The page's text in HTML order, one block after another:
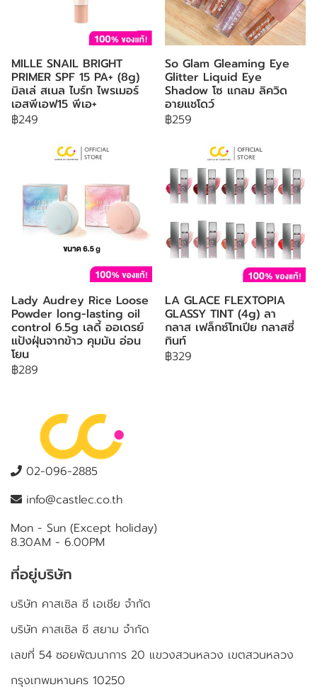
MILLE SNAIL BRIGHT
PRIMER SPF 15 PA+ (8g)
มิลเล่ สเนล ไบร์ท ไพรเมอร์
เอสพีเอฟ15 พีเอ+
฿249
So Glam Gleaming Eye
Glitter Liquid Eye
Shadow โซ แกลม ลิควิด
อายแชโดว์
฿259
Lady Audrey Rice Loose
Powder long-lasting oil
control 6.5g เลดี้ ออเดรย์
แป้งฝุ่นจากข้าว คุมมัน อ่อน
โยน
฿289
LA GLACE FLEXTOPIA
GLASSY TINT (4g) ลา
กลาส เฟล็กซ์โทเปีย กลาสซี่
ทินท์
฿329
02-096-2885
info@castlec.co.th
Mon - Sun (Except holiday)
8.30AM - 6.00PM
ที่อยู่บริษัท
บริษัท คาสเซิล ซี เอเชีย จำกัด
บริษัท คาสเซิล ซี สยาม จำกัด
เลขที่ 54 ซอยพัฒนาการ 20 แขวงสวนหลวง เขตสวนหลวง
กรุงเทพมหานคร 10250